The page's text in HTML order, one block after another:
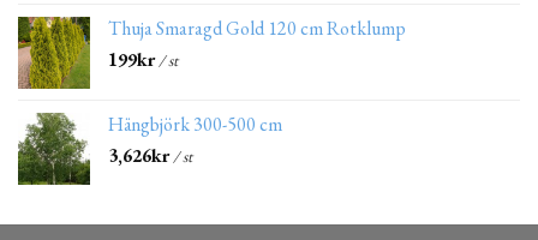
Thuja Smaragd Gold 120 cm Rotklump
199kr/ st
Hängbjörk 300-500 cm
3,626kr/ st